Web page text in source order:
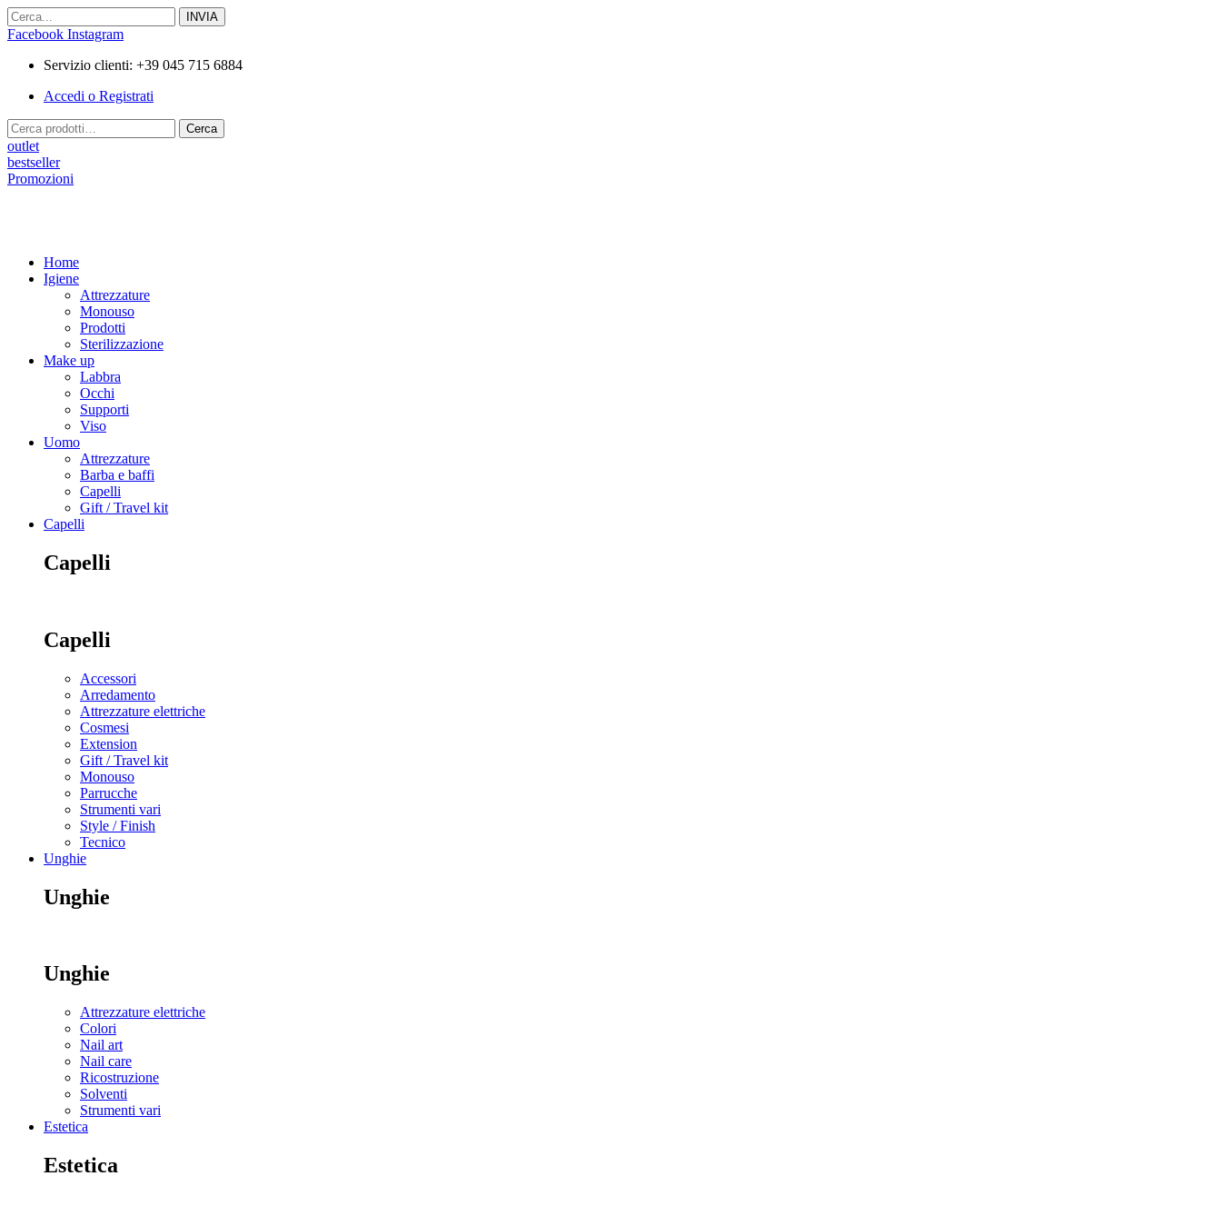
Vai
al
Facebook Instagram
Servizio clienti: +39 045 715 6884
Accedi o Registrati
Cerca:
Cerca
outlet
bestseller
Promozioni
Home
Igiene
Attrezzature
Monouso
Prodotti
Sterilizzazione
Make up
Labbra
Occhi
Supporti
Viso
Uomo
Attrezzature
Barba e baffi
Capelli
Gift / Travel kit
Capelli
Capelli
Capelli
Accessori
Arredamento
Attrezzature elettriche
Cosmesi
Extension
Gift / Travel kit
Monouso
Parrucche
Strumenti vari
Style / Finish
Tecnico
Unghie
Unghie
Unghie
Attrezzature elettriche
Colori
Nail art
Nail care
Ricostruzione
Solventi
Strumenti vari
Estetica
Estetica